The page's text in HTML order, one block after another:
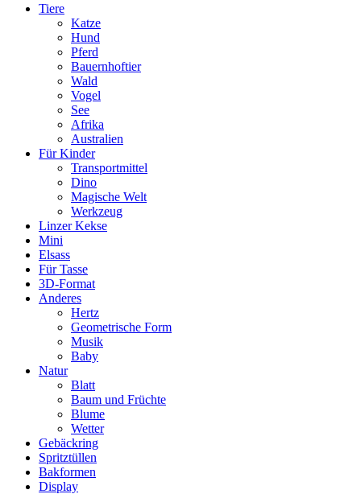
Tiere
Katze
Hund
Pferd
Bauernhoftier
Wald
Vogel
See
Afrika
Australien
Für Kinder
Transportmittel
Dino
Magische Welt
Werkzeug
Linzer Kekse
Mini
Elsass
Für Tasse
3D-Format
Anderes
Hertz
Geometrische Form
Musik
Baby
Natur
Blatt
Baum und Früchte
Blume
Wetter
Gebäckring
Spritztüllen
Bakformen
Display